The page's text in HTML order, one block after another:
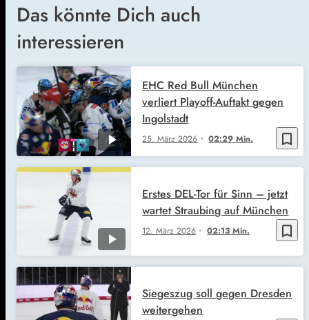
Das könnte Dich auch
interessieren
bookmark_border
25. März 2026 02:29 Min.
EHC Red Bull München
verliert Playoff-Auftakt gegen
Ingolstadt
bookmark_border
12. März 2026 02:13 Min.
Erstes DEL-Tor für Sinn – jetzt
wartet Straubing auf München
Siegeszug soll gegen Dresden
weitergehen